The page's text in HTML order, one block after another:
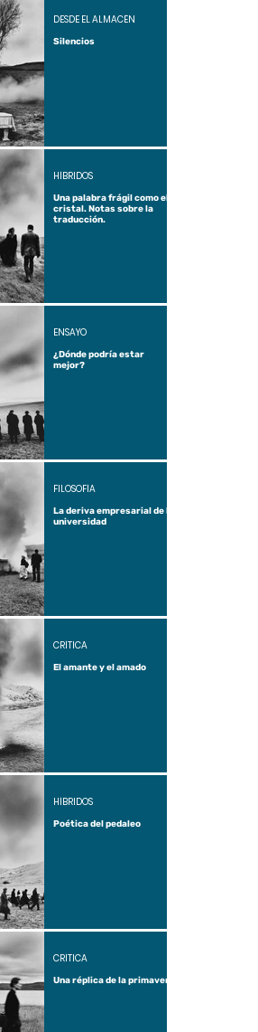
Silencios
DESDE EL ALMACÉN
Una palabra frágil como el
cristal. Notas sobre la
traducción.
HÍBRIDOS
¿Dónde podría estar
mejor?
ENSAYO
La deriva empresarial de la
universidad
FILOSOFÍA
El amante y el amado
CRÍTICA
Poética del pedaleo
HÍBRIDOS
Una réplica de la primavera
CRÍTICA